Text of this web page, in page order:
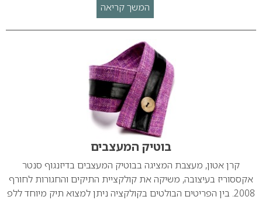
המשך קריאה
בוטיק המעצבים
קרן אטון, מעצבת המציגה בבוטיק המעצבים בדיזנגוף סנטר
אקססוריז בעיצובה, משיקה את קולקציית התיקים והחגורות לחורף
2008. בין הפריטים הבולטים בקולקציה ניתן למצוא תיק מיוחד ללפ